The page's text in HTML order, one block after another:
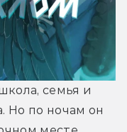
семья и
Но по ночам он